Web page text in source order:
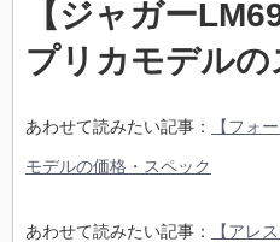
【ジャガー
プリカモデル
あわせて読みたい記事： 【フォ
モデルの価格・スペック
あわせて読みたい記事： 【アレ